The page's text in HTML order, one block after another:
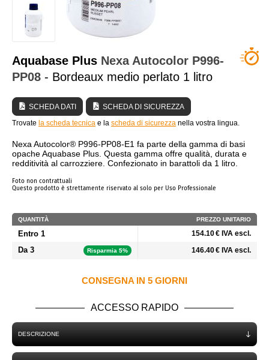
TUTORIAL E CONSIGLI
Aquabase Plus Nexa Autocolor P996-
PP08 - Bordeaux medio perlato 1 litro
SCHEDA DATI
SCHEDA DI SICUREZZA
Trovate la scheda tecnica e la scheda di sicurezza nella vostra lingua.
Nexa Autocolor® P996-PP08-E1 fa parte della gamma di basi
opache Aquabase Plus. Questa gamma offre qualità, durata e
redditività al carrozziere. Confezionato in barattoli da 1 litro.
Foto non contrattuali
Questo prodotto è strettamente riservato al solo per Uso Professionale
QUANTITÀ PREZZO UNITARIO
Entro 1 154.10 € IVA escl.
Da 3 Risparmia 5% 146.40 € IVA escl.
CONSEGNA IN 5 GIORNI
ACCESSO RAPIDO
DESCRIZIONE